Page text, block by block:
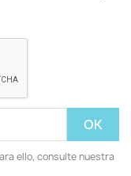
ello, consulte nuestra